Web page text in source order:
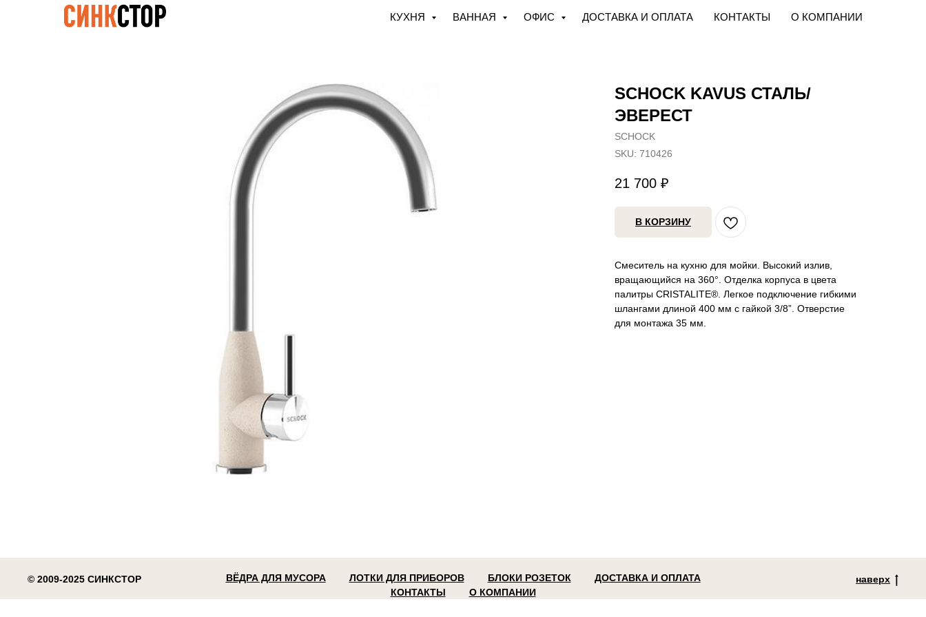
КУХНЯ ВАННАЯ ОФИС ДОСТАВКА И ОПЛАТА КОНТАКТЫ О КОМПАНИИ
SCHOCK KAVUS СТАЛЬ/
ЭВЕРЕСТ
SCHOCK
SKU: 710426
21 700 ₽
В КОРЗИНУ
Смеситель на кухню для мойки. Высокий излив,
вращающийся на 360°. Отделка корпуса в цвета
палитры CRISTALITE®. Легкое подключение гибкими
шлангами длиной 400 мм с гайкой 3/8”. Отверстие
для монтажа 35 мм.
© 2009-2025 СИНКСТОР ВЁДРА ДЛЯ МУСОРА ЛОТКИ ДЛЯ ПРИБОРОВ БЛОКИ РОЗЕТОК
ДОСТАВКА И ОПЛАТА
КОНТАКТЫ
О КОМПАНИИ
наверх